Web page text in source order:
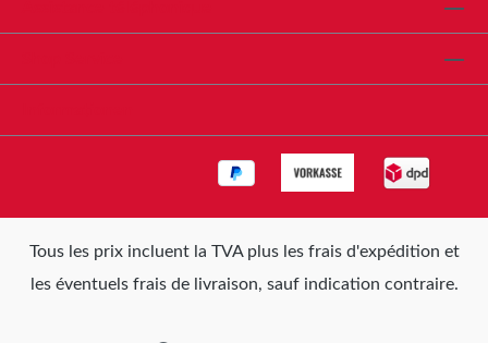
Tous les prix incluent la TVA plus les frais d'expédition et
les éventuels frais de livraison, sauf indication contraire.